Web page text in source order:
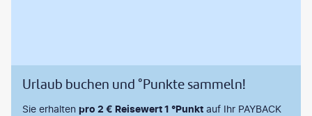
Urlaub buchen und °Punkte sammeln!
Sie erhalten pro 2 € Reisewert 1 °Punkt auf Ihr PAYBACK